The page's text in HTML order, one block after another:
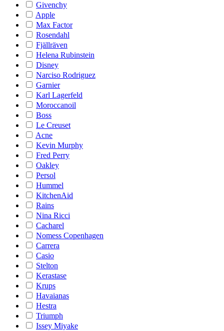
Givenchy
Apple
Max Factor
Rosendahl
Fjällräven
Helena Rubinstein
Disney
Narciso Rodriguez
Garnier
Karl Lagerfeld
Moroccanoil
Boss
Le Creuset
Acne
Kevin Murphy
Fred Perry
Oakley
Persol
Hummel
KitchenAid
Rains
Nina Ricci
Cacharel
Nomess Copenhagen
Carrera
Casio
Stelton
Kerastase
Krups
Havaianas
Hestra
Triumph
Issey Miyake